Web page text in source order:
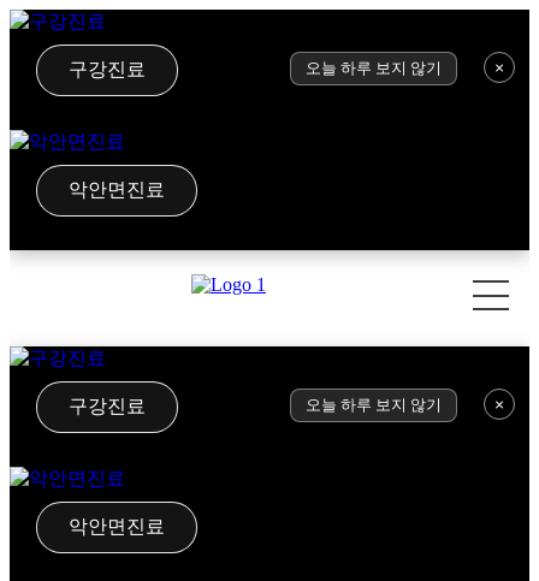
구강진료
악안면진료
×
오늘 하루 보지 않기
구강진료
악안면진료
×
오늘 하루 보지 않기